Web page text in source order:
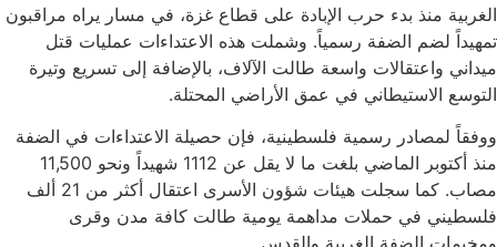
الغربية منذ بدء حرب الإبادة على قطاع غزة، في مسار يراه مراقبون
تمهيداً لضم الضفة رسمياً. وشملت هذه الاعتداءات عمليات قتل
ميداني واعتقالات واسعة طالت الآلاف، بالإضافة إلى تسريع وتيرة
التوسع الاستيطاني في عمق الأراضي المحتلة.
ووفقاً لمصادر رسمية فلسطينية، فإن حصيلة الاعتداءات في الضفة
منذ أكتوبر الماضي بلغت ما لا يقل عن 1112 شهيداً ونحو 11,500
مصاب. كما سجلت هيئات شؤون الأسرى اعتقال أكثر من 21 ألف
فلسطيني في حملات مداهمة يومية طالت كافة مدن وقرى